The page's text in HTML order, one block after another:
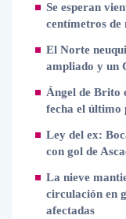
Se esperan
centímetros de
El Norte
ampliado y un
Ángel de Brito
fecha el último
Ley del ex:
con gol de
La nieve
circulación en
afectadas